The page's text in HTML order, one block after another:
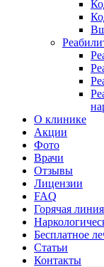
О клинике
Акции
Фото
Врачи
Отзывы
Лицензии
FAQ
Горячая линия
Бесплатное
Статьи
Контакты